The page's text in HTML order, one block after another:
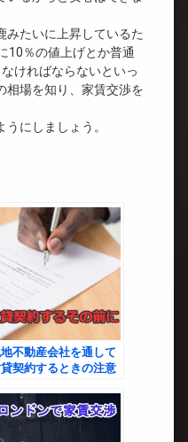
みたいに上昇しているた
10％の値上げとか普通
ければならないといっ
相場を知り、家賃交渉を
にしましょう。
不動産会社を通して
契約するときの注意